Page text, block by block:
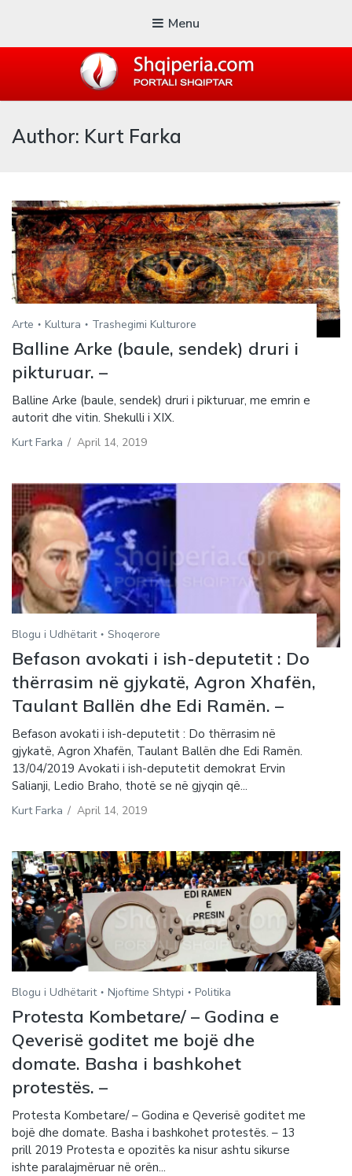
Menu
Blogu i ShqiperiaCom
Author: Kurt Farka
Arte Kultura Trashegimi Kulturore
Balline Arke (baule, sendek) druri i
pikturuar. –
Balline Arke (baule, sendek) druri i pikturuar, me emrin e
autorit dhe vitin. Shekulli i XIX.
Kurt Farka / April 14, 2019
Blogu i Udhëtarit Shoqerore
Befason avokati i ish-deputetit : Do
thërrasim në gjykatë, Agron Xhafën,
Taulant Ballën dhe Edi Ramën. –
Befason avokati i ish-deputetit : Do thërrasim në
gjykatë, Agron Xhafën, Taulant Ballën dhe Edi Ramën.
13/04/2019 Avokati i ish-deputetit demokrat Ervin
Salianji, Ledio Braho, thotë se në gjyqin që...
Kurt Farka / April 14, 2019
Blogu i Udhëtarit Njoftime Shtypi Politika
Protesta Kombetare/ – Godina e
Qeverisë goditet me bojë dhe
domate. Basha i bashkohet
protestës. –
Protesta Kombetare/ – Godina e Qeverisë goditet me
bojë dhe domate. Basha i bashkohet protestës. – 13
prill 2019 Protesta e opozitës ka nisur ashtu sikurse
ishte paralajmëruar në orën...